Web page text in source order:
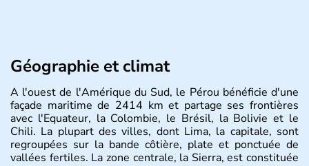
Géographie et climat
A l'ouest de l'Amérique du Sud, le Pérou bénéficie d'une
façade maritime de 2414 km et partage ses frontières
avec l'Equateur, la Colombie, le Brésil, la Bolivie et le
Chili. La plupart des villes, dont Lima, la capitale, sont
regroupées sur la bande côtière, plate et ponctuée de
vallées fertiles. La zone centrale, la Sierra, est constituée